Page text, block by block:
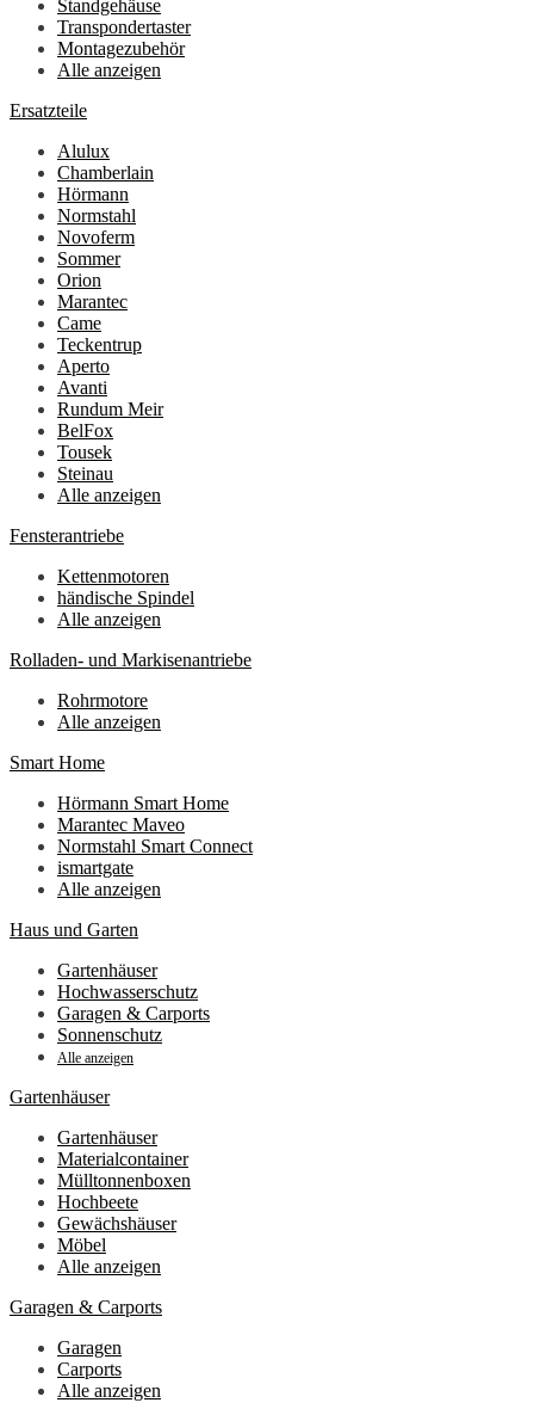
Standgehäuse
Transpondertaster
Montagezubehör
Alle anzeigen
Ersatzteile
Alulux
Chamberlain
Hörmann
Normstahl
Novoferm
Sommer
Orion
Marantec
Came
Teckentrup
Aperto
Avanti
Rundum Meir
BelFox
Tousek
Steinau
Alle anzeigen
Fensterantriebe
Kettenmotoren
händische Spindel
Alle anzeigen
Rolladen- und Markisenantriebe
Rohrmotore
Alle anzeigen
Smart Home
Hörmann Smart Home
Marantec Maveo
Normstahl Smart Connect
ismartgate
Alle anzeigen
Haus und Garten
Gartenhäuser
Hochwasserschutz
Garagen & Carports
Sonnenschutz
Alle anzeigen
Gartenhäuser
Gartenhäuser
Materialcontainer
Mülltonnenboxen
Hochbeete
Gewächshäuser
Möbel
Alle anzeigen
Garagen & Carports
Garagen
Carports
Alle anzeigen